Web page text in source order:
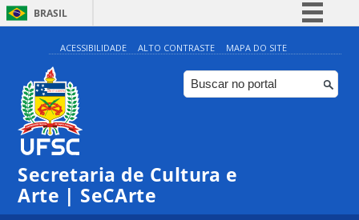
BRASIL
Simplifique!
Comunica BR
Participe
ACESSIBILIDADE ALTO CONTRASTE MAPA DO SITE
Secretaria de Cultura e
Arte | SeCArte
0:00
1:00